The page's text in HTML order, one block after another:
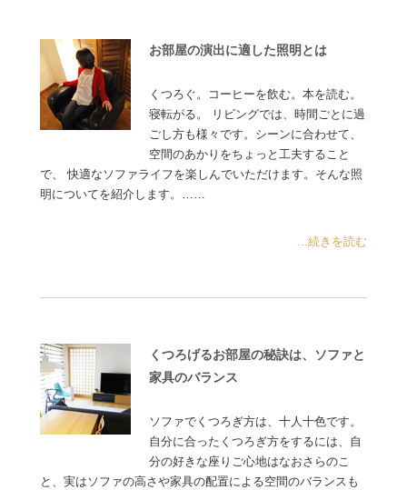
お部屋の演出に適した照明とは
くつろぐ。コーヒーを飲む。本を読む。
寝転がる。 リビングでは、時間ごとに過
ごし方も様々です。シーンに合わせて、
空間のあかりをちょっと工夫すること
で、 快適なソファライフを楽しんでいただけます。そんな照
明についてを紹介します。……
...続きを読む
くつろげるお部屋の秘訣は、ソファと
家具のバランス
ソファでくつろぎ方は、十人十色です。
自分に合ったくつろぎ方をするには、自
分の好きな座りご心地はなおさらのこ
と、実はソファの高さや家具の配置による空間のバランスも